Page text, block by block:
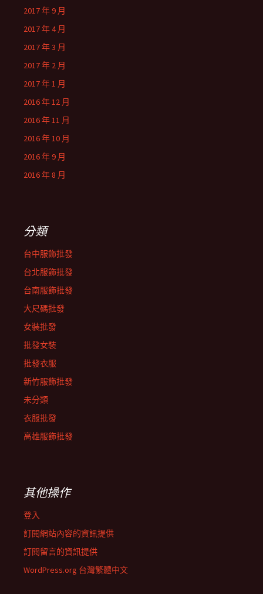
2017 年 9 月
2017 年 4 月
2017 年 3 月
2017 年 2 月
2017 年 1 月
2016 年 12 月
2016 年 11 月
2016 年 10 月
2016 年 9 月
2016 年 8 月
分類
台中服飾批發
台北服飾批發
台南服飾批發
大尺碼批發
女裝批發
批發女裝
批發衣服
新竹服飾批發
未分類
衣服批發
高雄服飾批發
其他操作
登入
訂閱網站內容的資訊提供
訂閱留言的資訊提供
WordPress.org 台灣繁體中文